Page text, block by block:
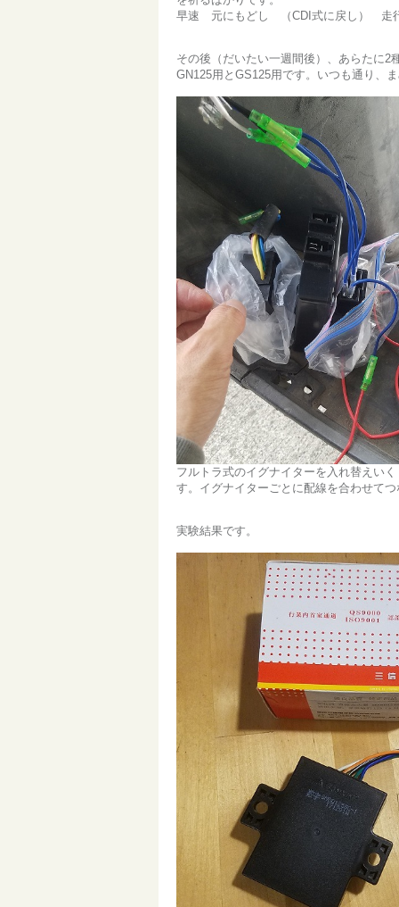
早速 元にもどし （CDI式に戻し） 走
その後（だいたい一週間後）、あらたに
GN125用とGS125用です。いつも通り、
フルトラ式のイグナイターを入れ替え
す。イグナイターごとに配線を合わせて
実験結果です。